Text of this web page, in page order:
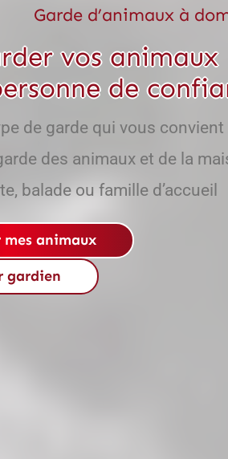
Garde d’animaux à
vos animaux
de
de garde qui vous convient
des animaux et de la
balade ou famille d’accueil
animaux
gardien